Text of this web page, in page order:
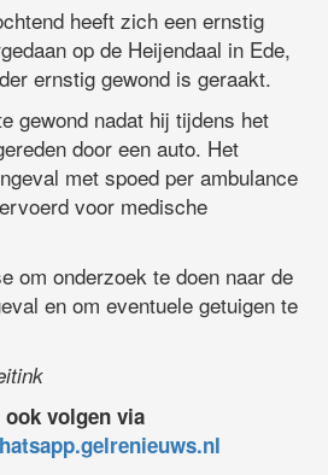
heeft zich een ernstig
op de Heijendaal in Ede,
ernstig gewond is geraakt.
gewond nadat hij tijdens het
door een auto. Het
met spoed per ambulance
voor medische
om onderzoek te doen naar de
en om eventuele getuigen te
volgen via